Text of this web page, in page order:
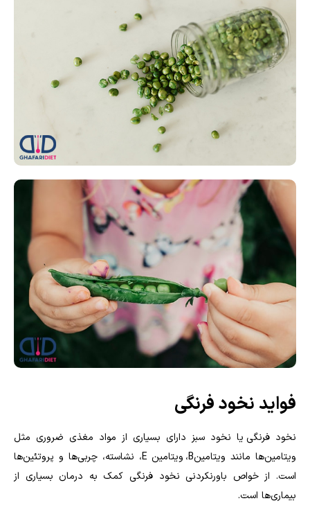
فواید نخود فرنگی
نخود فرنگی یا نخود سبز دارای بسیاری از مواد مغذی ضروری مثل
ویتامین‌ها مانند ویتامینB، ویتامین E، نشاسته، چربی‌ها و پروتئین‌‌ها
است. از خواص باورنکردنی نخود فرنگی ‌کمک به درمان بسیاری از
بیماری‌ها است.